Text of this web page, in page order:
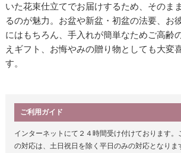
いた花束仕立てでお届けするため、そのま
るのが魅力。お盆や新盆・初盆の法要、お
にはもちろん、手入れが簡単なためご高齢
えギフト、お悔やみの贈り物としても大変
す。
ご利用ガイド
インターネットにて２４時間受け付けております
の対応は、土日祝日を除く平日のみの対応となり